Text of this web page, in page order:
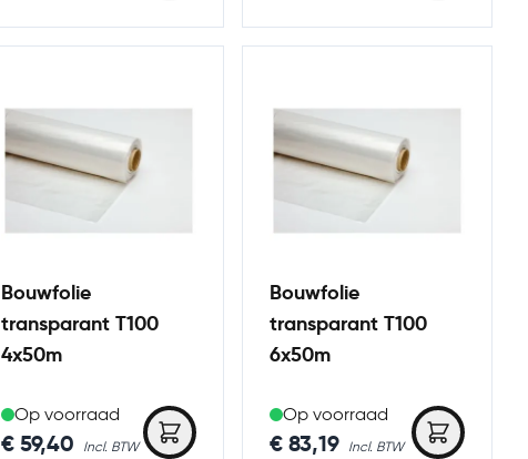
Bouwfolie
transparant T100
4x50m
Op voorraad
€ 59,40
Bouwfolie
transparant T100
6x50m
Op voorraad
€ 83,19